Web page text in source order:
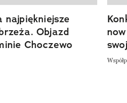
najpiękniejsze
Objazd
Choczewo